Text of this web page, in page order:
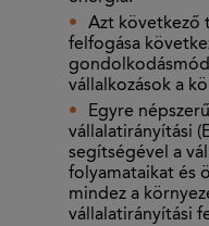
Azt következő
felfogása
vállalkozások a
Egyre
vállalatirányítási
segítségével a
folyamataikat és
mindez a
vállalatirányítási